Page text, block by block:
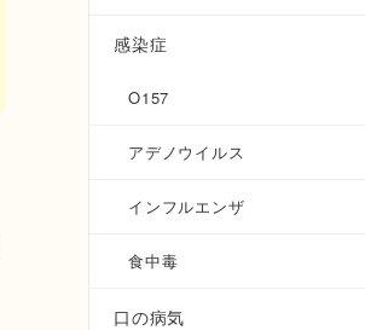
感染症
O157
アデノウイルス
インフルエンザ
食中毒
口の病気